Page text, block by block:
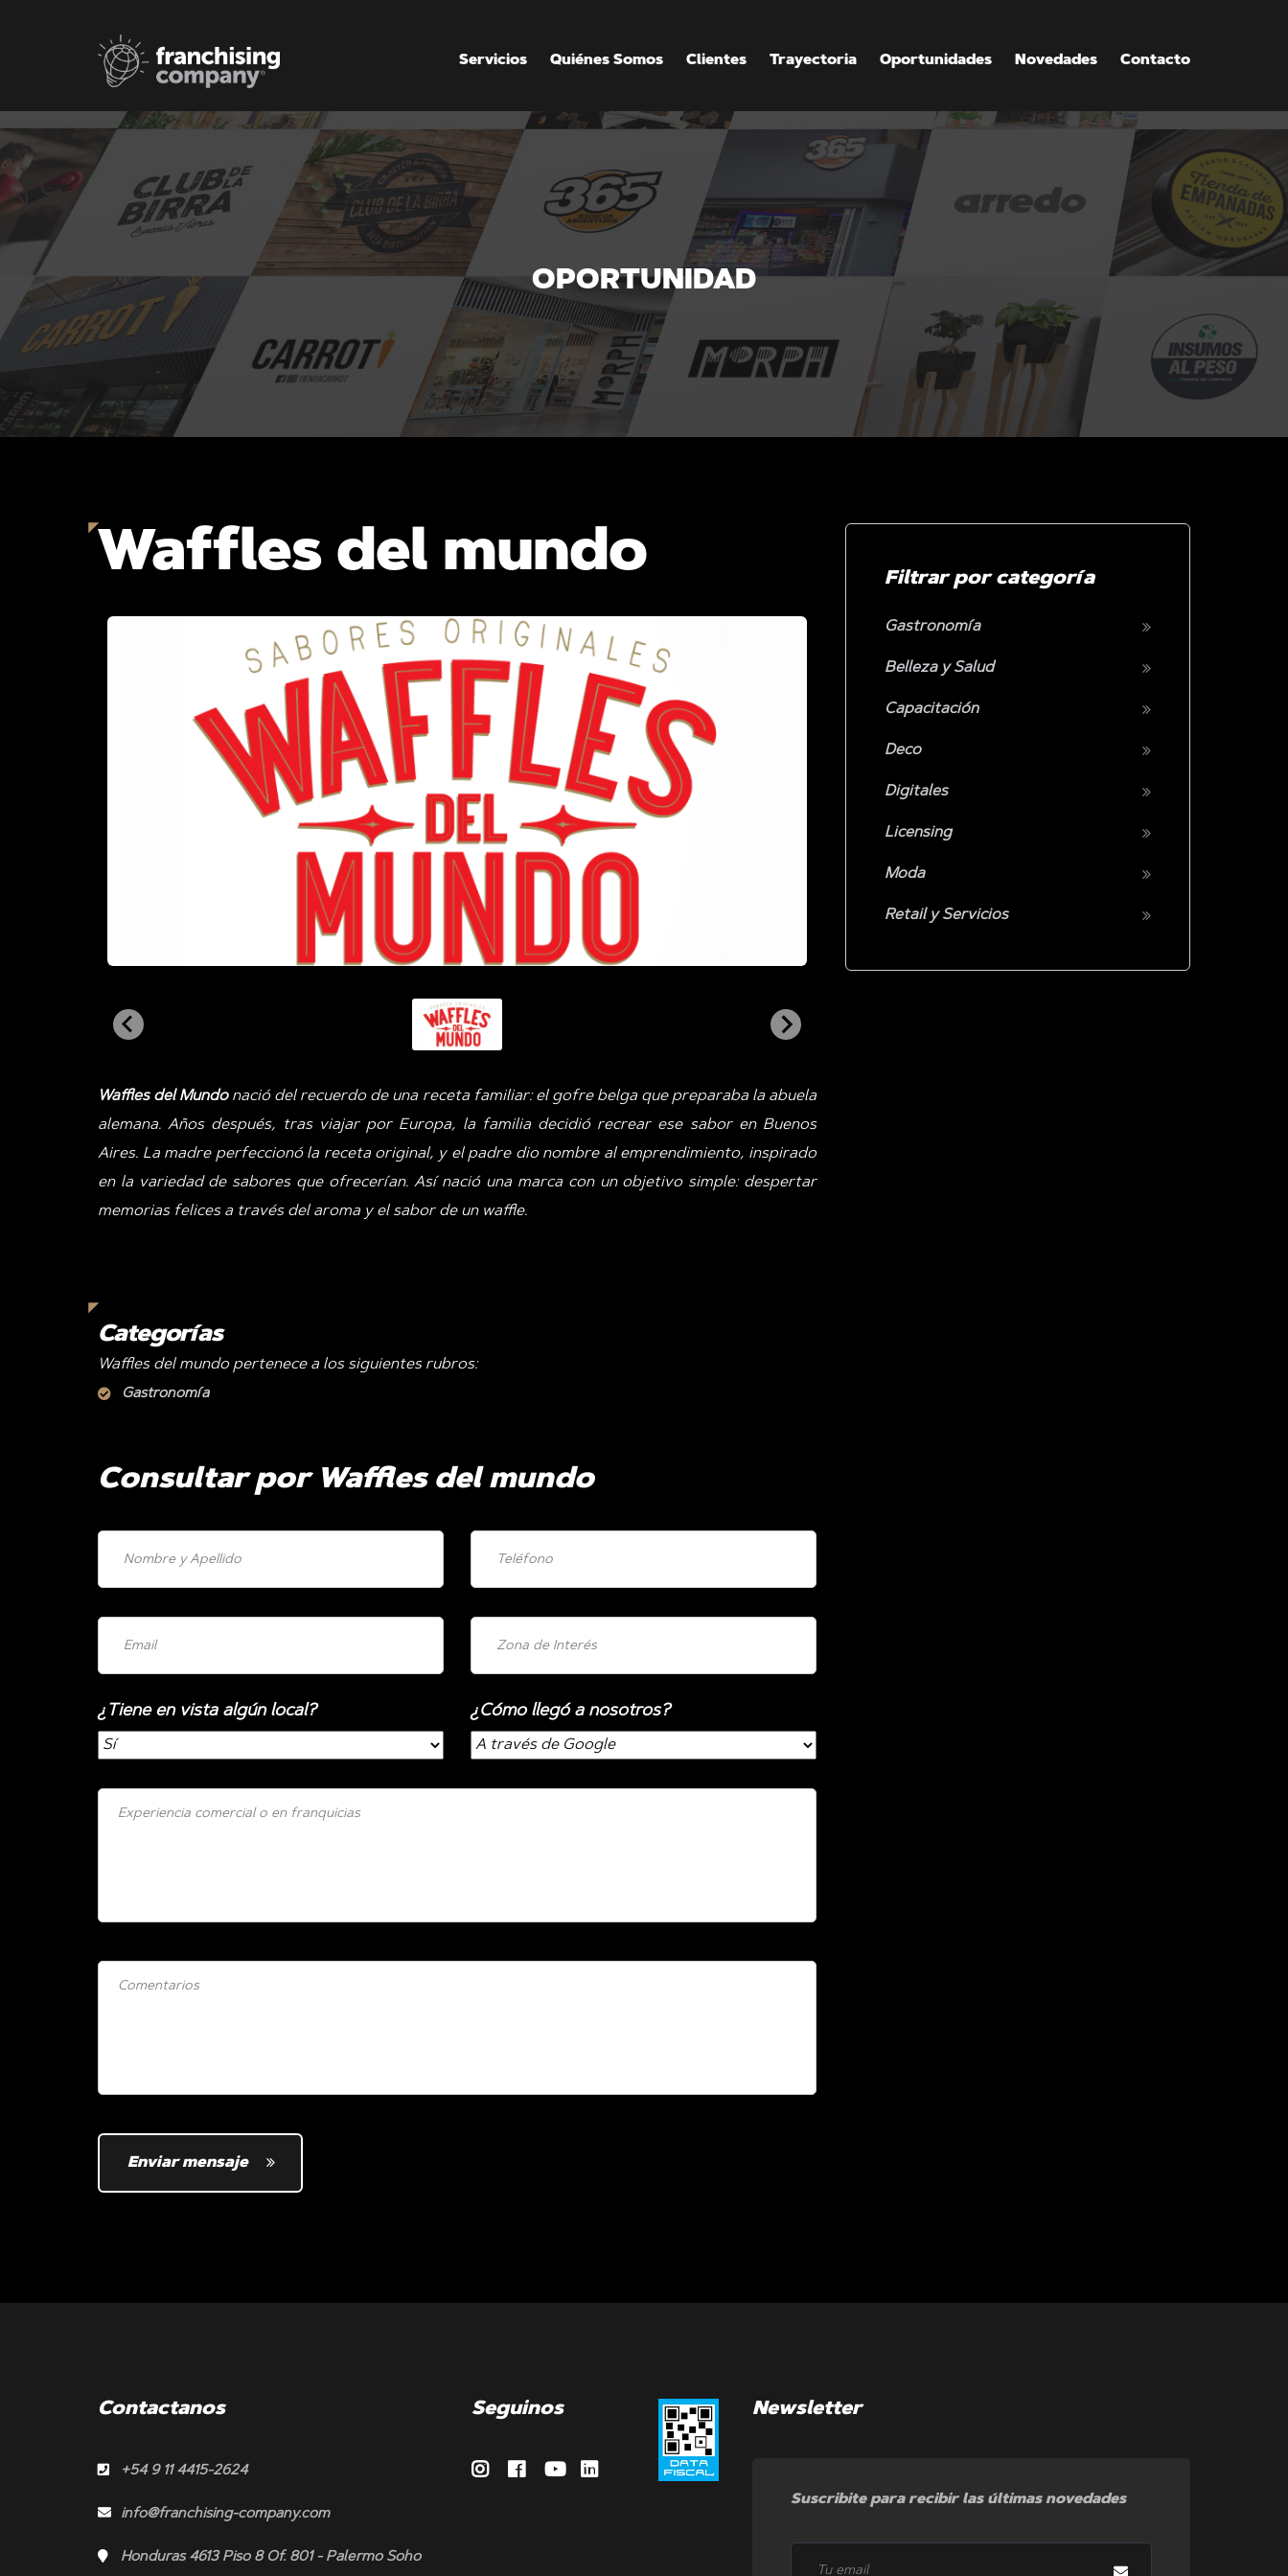
Servicios Quiénes Somos Clientes Trayectoria Oportunidades Novedades Contacto
OPORTUNIDAD
Waffles del mundo
Waffles del Mundonació del recuerdo de una receta familiar: el gofre belga que preparaba la abuela
alemana. Años después, tras viajar por Europa, la familia decidió recrear ese sabor en Buenos
Aires. La madre perfeccionó la receta original, y el padre dio nombre al emprendimiento, inspirado
en la variedad de sabores que ofrecerían. Así nació una marca con un objetivo simple: despertar
memorias felices a través del aroma y el sabor de un waffle.
Categorías
Waffles del mundo pertenece a los siguientes rubros:
Gastronomía
Consultar por Waffles del mundo
¿Tiene en vista algún local? ¿Cómo llegó a nosotros?
Enviar mensaje
Filtrar por categoría
Gastronomía
Belleza y Salud
Capacitación
Deco
Digitales
Licensing
Moda
Retail y Servicios
Contactanos
+54 9 11 4415-2624
info@franchising-company.com
Honduras 4613 Piso 8 Of. 801 - Palermo Soho
Seguinos Newsletter
Suscribite para recibir las últimas novedades